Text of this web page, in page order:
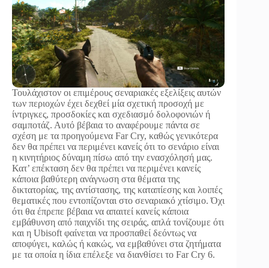
Τουλάχιστον οι επιμέρους σεναριακές εξελίξεις αυτών
των περιοχών έχει δεχθεί μία σχετική προσοχή με
ίντριγκες, προσδοκίες και σχεδιασμό δολοφονιών ή
σαμποτάζ. Αυτό βέβαια το αναφέρουμε πάντα σε
σχέση με τα προηγούμενα Far Cry, καθώς γενικότερα
δεν θα πρέπει να περιμένει κανείς ότι το σενάριο είναι
η κινητήριος δύναμη πίσω από την ενασχόλησή μας.
Κατ’ επέκταση δεν θα πρέπει να περιμένει κανείς
κάποια βαθύτερη ανάγνωση στα θέματα της
δικτατορίας, της αντίστασης, της καταπίεσης και λοιπές
θεματικές που εντοπίζονται στο σεναριακό χτίσιμο. Όχι
ότι θα έπρεπε βέβαια να απαιτεί κανείς κάποια
εμβάθυνση από παιχνίδι της σειράς, απλά τονίζουμε ότι
και η Ubisoft φαίνεται να προσπαθεί δεόντως να
αποφύγει, καλώς ή κακώς, να εμβαθύνει στα ζητήματα
με τα οποία η ίδια επέλεξε να διανθίσει το Far Cry 6.